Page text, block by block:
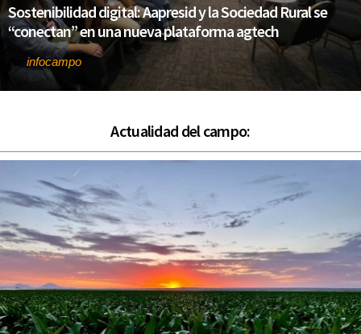
Sostenibilidad digital: Aapresid y la Sociedad Rural se
“conectan” en una nueva plataforma agtech
infocampo
Actualidad del campo: